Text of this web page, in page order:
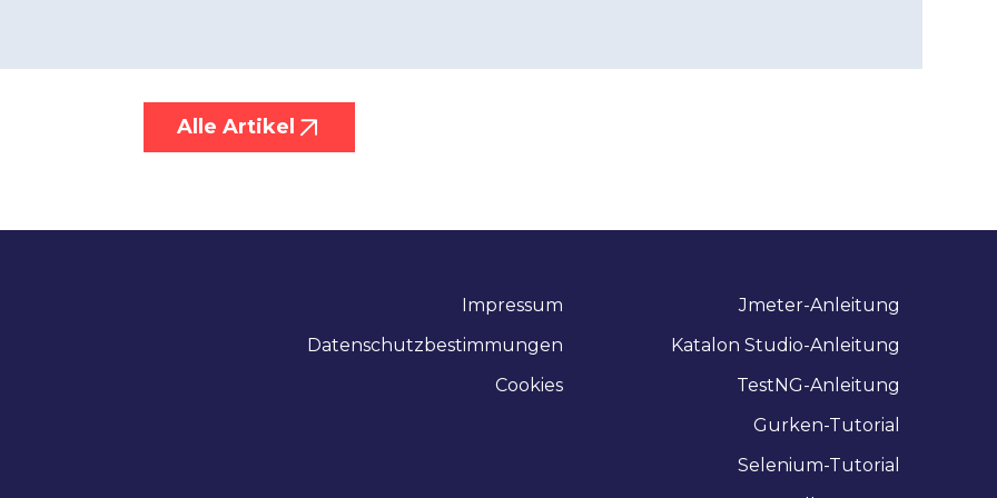
Alle Artikel
Impressum
Datenschutzbestimmungen
Cookies
Jmeter-Anleitung
Katalon Studio-Anleitung
TestNG-Anleitung
Gurken-Tutorial
Selenium-Tutorial